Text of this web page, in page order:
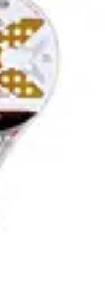
Consejos de